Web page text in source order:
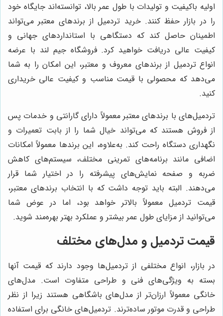
اولیه باکیفیت و تولیدات با طول عمر بالا، توانسته‌اند جایگاه خود
را در بازار حفظ کنند. خرید تردمیل از برندهای معتبر می‌تواند
اطمینان حاصل کند که دستگاهی با استانداردهای جهانی و
کیفیت عالی دریافت خواهید کرد. فروشگاه جیم لند با عرضه
انواع تردمیل از برندهای معروف و معتبر، این امکان را به شما
می‌دهد که محصولی با قیمت مناسب و کیفیت عالی خریداری
کنید.
تردمیل‌های با برندهای معتبر معمولاً دارای گارانتی و خدمات پس
از فروش هستند که می‌تواند خیال شما را از بابت تعمیرات و
نگهداری دستگاه راحت کند. به‌علاوه، این برندها معمولاً امکانات
اضافی مانند برنامه‌های تمرینی مختلف، سیستم‌های کاهش
ضربه و صفحه نمایش‌های پیشرفته را در اختیار شما قرار
می‌دهند. البته باید توجه داشت که با انتخاب برندهای معتبر،
قیمت تردمیل معمولاً بالاتر خواهد بود، اما در عوض شما
می‌توانید از مزایای طول عمر بیشتر و عملکرد بهتر بهره‌مند شوید.
قیمت تردمیل و مدل‌های مختلف
در بازار، انواع مختلفی از تردمیل‌ها وجود دارند که قیمت آنها
بسته به ویژگی‌های فنی و طراحی متفاوت است. مدل‌های
خانگی معمولاً ارزان‌تر از مدل‌های باشگاهی هستند زیرا از نظر
طراحی و قدرت موتور ساده‌ترند. تردمیل‌های خانگی برای استفاده